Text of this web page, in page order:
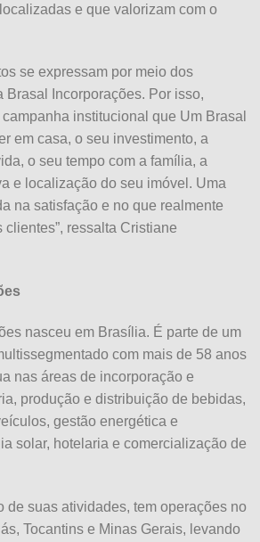
e que valorizam com o
se expressam por meio dos
Brasal Incorporações. Por isso,
institucional que Um Brasal
em casa, o seu investimento, a
o seu tempo com a família, a
e localização do seu imóvel. Uma
na satisfação e no que realmente
clientes”, ressalta Cristiane
nasceu em Brasília. É parte de um
com mais de 58 anos
nas áreas de incorporação e
produção e distribuição de bebidas,
gestão energética e
solar, hotelaria e comercialização de
de suas atividades, tem operações no
Tocantins e Minas Gerais, levando